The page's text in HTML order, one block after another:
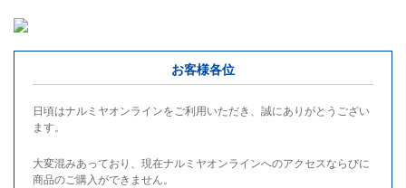
お客様各位
日頃はナルミヤオンラインをご利用いただき、誠にありがとうござい
ます。
大変混みあっており、現在ナルミヤオンラインへのアクセスならびに
商品のご購入ができません。